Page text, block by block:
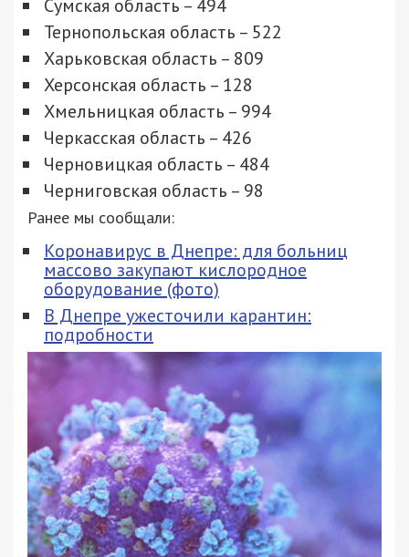
Сумская область – 494
Тернопольская область – 522
Харьковская область – 809
Херсонская область – 128
Хмельницкая область – 994
Черкасская область – 426
Черновицкая область – 484
Черниговская область – 98
Ранее мы сообщали:
Коронавирус в Днепре: для больниц
массово закупают кислородное
оборудование (фото)
В Днепре ужесточили карантин:
подробности